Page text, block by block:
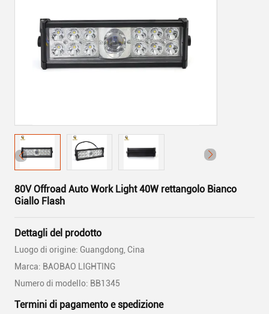
80V Offroad Auto Work Light 40W rettangolo Bianco
Giallo Flash
Dettagli del prodotto
Luogo di origine: Guangdong, Cina
Marca: BAOBAO LIGHTING
Numero di modello: BB1345
Termini di pagamento e spedizione